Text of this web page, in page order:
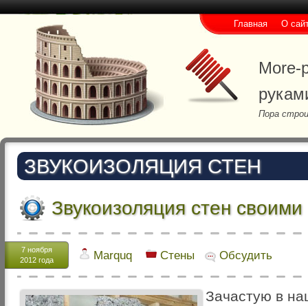
More-
Пора
Главная О
ЗВУКОИЗОЛЯЦИЯ СТЕН
Звукоизоляция стен
7 ноября
2012 года
Marquq Стены Обсудить
Зачастую в